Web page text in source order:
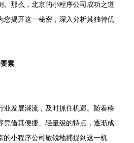
。那么，北京的小程序公司成功之道
您揭开这一秘密，深入分析其独特优
素
业发展潮流，及时抓住机遇。随着移
凭借其便捷、轻量级的特点，逐渐成
的小程序公司敏锐地捕捉到这一机